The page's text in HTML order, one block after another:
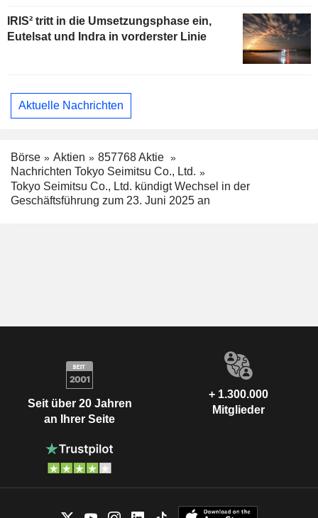
IRIS² tritt in die Umsetzungsphase ein,
Eutelsat und Indra in vorderster Linie
Aktuelle Nachrichten
Börse Aktien
857768 Aktie
Nachrichten Tokyo Seimitsu Co., Ltd.
Tokyo Seimitsu Co., Ltd. kündigt Wechsel in der
Geschäftsführung zum 23. Juni 2025 an
Seit über 20 Jahren
an Ihrer Seite
+ 1.300.000
Mitglieder